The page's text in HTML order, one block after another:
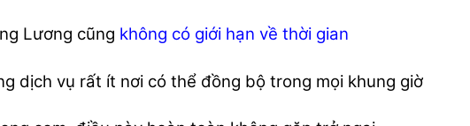
Lương cũng không có giới hạn về thời gian
dịch vụ rất ít nơi có thể đồng bộ trong mọi khung giờ